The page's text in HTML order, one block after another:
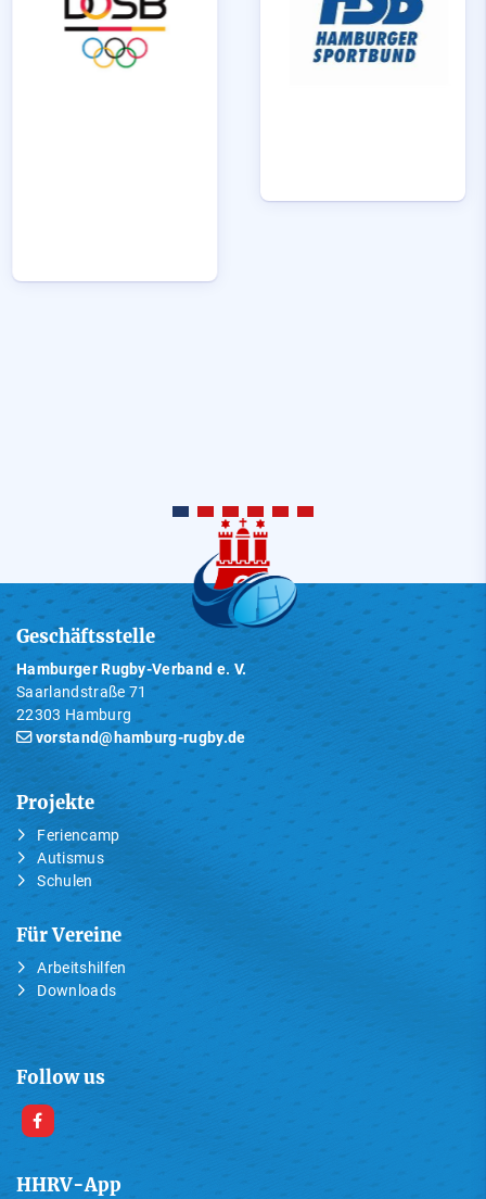
Geschäftsstelle
Hamburger Rugby-Verband e. V.
Saarlandstraße 71
22303 Hamburg
vorstand@hamburg-rugby.de
Projekte
Feriencamp
Autismus
Schulen
Für Vereine
Arbeitshilfen
Downloads
Follow us
HHRV-App